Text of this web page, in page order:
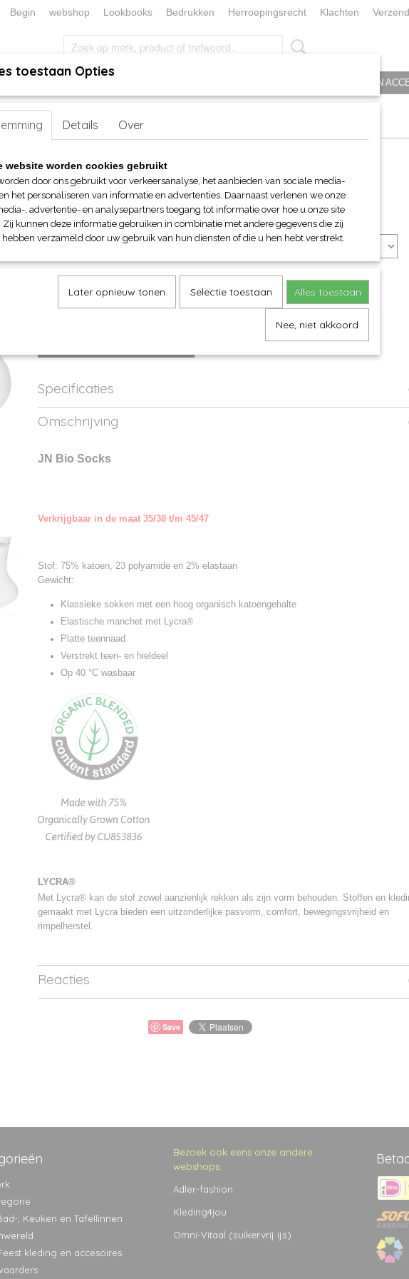
Begin webshop Lookbooks Bedrukken Herroepingsrecht Klachten
KEUKEN EN TAFELLINNEN KERST/FEEST KLEDING EN
Sokken> JN Bio Socks
JN Bio Socks
€ 7,30 (inclusief btw 21%)
Maat Kleur
Specificaties
Productcode
Productcode leverancier
Omschrijving
JN Bio Socks
Verkrijgbaar in de maat 35/38 t/m 45/47
Stof: 75% katoen, 23 polyamide en 2% elastaan
Gewicht:
Klassieke sokken met een hoog organisch katoengehalte
Elastische manchet met Lycra®
Platte teennaad
Verstrekt teen- en hieldeel
Op 40 °C wasbaar
LYCRA®
Met Lycra® kan de stof zowel aanzienlijk rekken als zijn vorm behouden. Stoffen en
gemaakt met Lycra bieden een uitzonderlijke pasvorm, comfort, bewegingsvrijheid en
rimpelherstel.
Reacties
Save
, Keuken en Tafellinnen
kleding en accesoires
Bezoek ook eens onze andere
webshops:
Adler-fashion
Kleding4jou
Omni-Vitaal (suikervrij ijs)
toestaan Opties
Details Over
website worden cookies gebruikt
door ons gebruikt voor verkeersanalyse, het aanbieden van sociale media-
het personaliseren van informatie en advertenties. Daarnaast verlenen we onze
, advertentie- en analysepartners toegang tot informatie over hoe u onze site
Zij kunnen deze informatie gebruiken in combinatie met andere gegevens die zij
verzameld door uw gebruik van hun diensten of die u hen hebt verstrekt.
Later opnieuw tonen Selectie toestaan Alles toestaan
Nee, niet akkoord